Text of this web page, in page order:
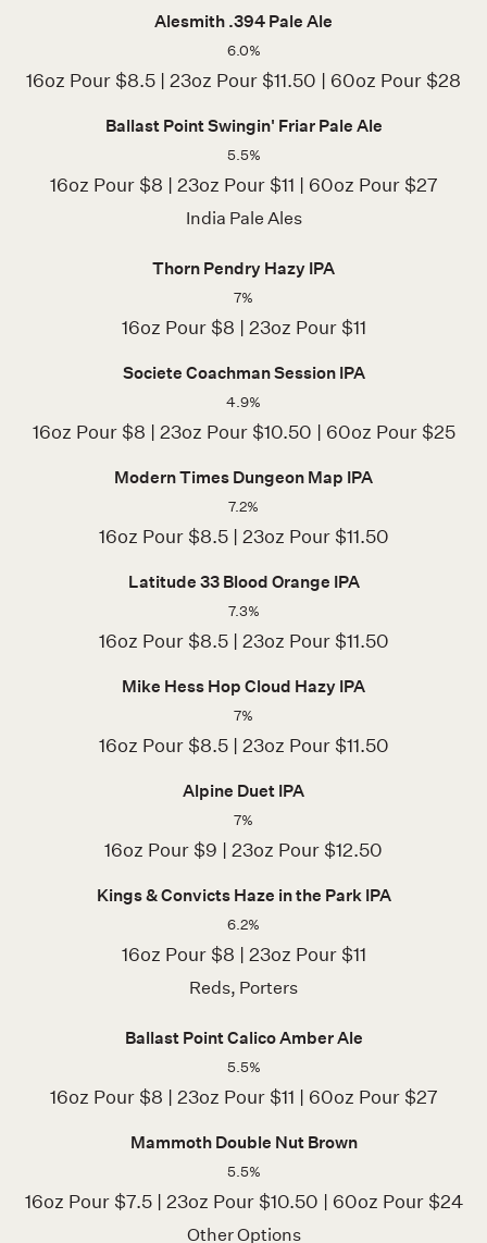
Alesmith .394 Pale Ale
6.0%
16oz Pour $8.5 | 23oz Pour $11.50 | 60oz Pour $28
Ballast Point Swingin' Friar Pale Ale
5.5%
16oz Pour $8 | 23oz Pour $11 | 60oz Pour $27
India Pale Ales
Thorn Pendry Hazy IPA
7%
16oz Pour $8 | 23oz Pour $11
Societe Coachman Session IPA
4.9%
16oz Pour $8 | 23oz Pour $10.50 | 60oz Pour $25
Modern Times Dungeon Map IPA
7.2%
16oz Pour $8.5 | 23oz Pour $11.50
Latitude 33 Blood Orange IPA
7.3%
16oz Pour $8.5 | 23oz Pour $11.50
Mike Hess Hop Cloud Hazy IPA
7%
16oz Pour $8.5 | 23oz Pour $11.50
Alpine Duet IPA
7%
16oz Pour $9 | 23oz Pour $12.50
Kings & Convicts Haze in the Park IPA
6.2%
16oz Pour $8 | 23oz Pour $11
Reds, Porters
Ballast Point Calico Amber Ale
5.5%
16oz Pour $8 | 23oz Pour $11 | 60oz Pour $27
Mammoth Double Nut Brown
5.5%
16oz Pour $7.5 | 23oz Pour $10.50 | 60oz Pour $24
Other Options